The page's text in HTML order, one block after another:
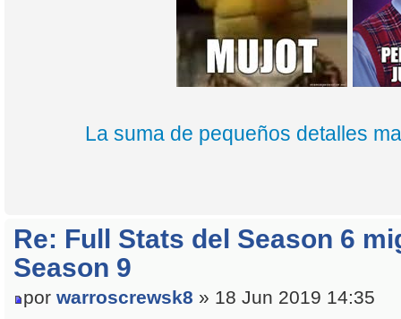
La suma de pequeños detalles
Re: Full Stats del Season 6
Season 9
por warroscrewsk8 » 18 Jun 2019 14:35